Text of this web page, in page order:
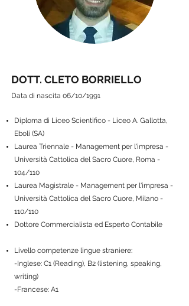
DOTT. CLETO BORRIELLO
Data di nascita 06/10/1991
Diploma di Liceo Scientifico - Liceo A. Gallotta,
Eboli (SA)
Laurea Triennale - Management per l'impresa -
Università Cattolica del Sacro Cuore, Roma -
104/110
Laurea Magistrale - Management per l'impresa -
Università Cattolica del Sacro Cuore, Milano -
110/110
Dottore Commercialista ed Esperto Contabile
Livello competenze lingue straniere:
-Inglese: C1 (Reading), B2 (listening, speaking,
writing)
-Francese: A1